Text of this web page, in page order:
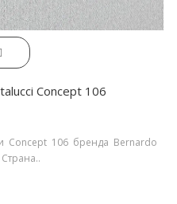
Concept 106
Concept 106 бренда Bernardo